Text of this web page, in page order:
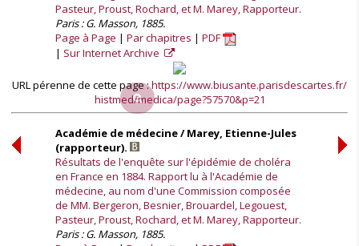
Pasteur, Proust, Rochard, et M. Marey, Rapporteur.
Paris : G. Masson, 1885.
Page à Page
Par chapitres
PDF
Sur Internet Archive
URL pérenne de cette page :https://www.biusante.parisdescartes.fr/
histmed/medica/page?57570&p=21
Académie de médecine / Marey, Etienne-Jules
(rapporteur).
Résultats de l'enquête sur l'épidémie de choléra
en France en 1884. Rapport lu à l'Académie de
médecine, au nom d'une Commission composée
de MM. Bergeron, Besnier, Brouardel, Legouest,
Pasteur, Proust, Rochard, et M. Marey, Rapporteur.
Paris : G. Masson, 1885.